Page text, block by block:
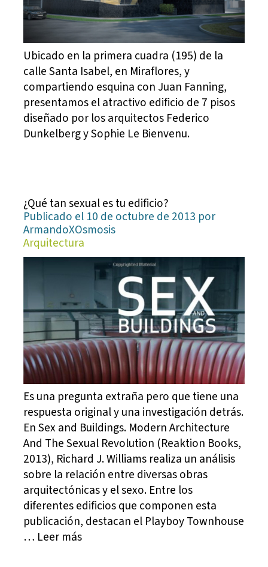
Ubicado en la primera cuadra (195) de la
calle Santa Isabel, en Miraflores, y
compartiendo esquina con Juan Fanning,
presentamos el atractivo edificio de 7 pisos
diseñado por los arquitectos Federico
Dunkelberg y Sophie Le Bienvenu.
¿Qué tan sexual es tu edificio?
Publicado el 10 de octubre de 2013 por
ArmandoXOsmosis
Arquitectura
Es una pregunta extraña pero que tiene una
respuesta original y una investigación detrás.
En Sex and Buildings. Modern Architecture
And The Sexual Revolution (Reaktion Books,
2013), Richard J. Williams realiza un análisis
sobre la relación entre diversas obras
arquitectónicas y el sexo. Entre los
diferentes edificios que componen esta
publicación, destacan el Playboy Townhouse
… Leer más